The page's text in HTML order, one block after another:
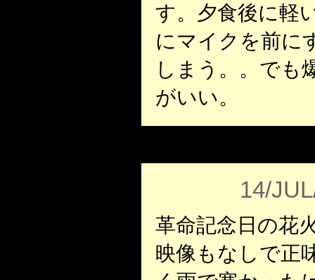
す。夕食後に軽
にマイクを前に
しまう。。でも
がいい。
14/
革命記念日の花
映像もなしで正